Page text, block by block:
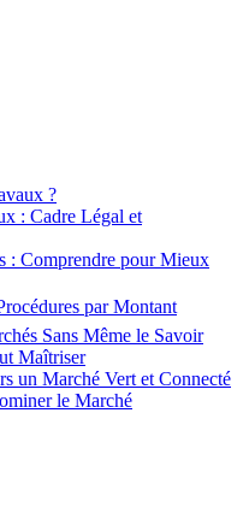
?
: Cadre Légal et
: Comprendre pour Mieux
par Montant
Sans Même le Savoir
Maîtriser
un Marché Vert et Connecté
le Marché